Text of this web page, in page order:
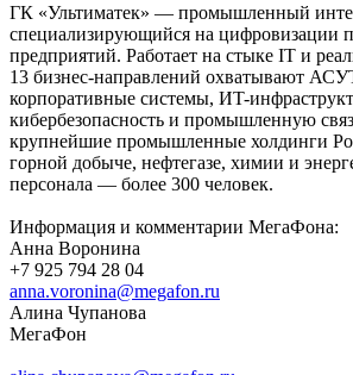
ГК «Ультиматек» — промышленный
специализирующийся на цифровизации
предприятий. Работает на стыке IT и
13 бизнес-направлений охватывают
корпоративные системы, ИT-
кибербезопасность и промышленную
крупнейшие промышленные холдинги
горной добыче, нефтегазе, химии и
персонала — более 300 человек.
Информация и комментарии МегаФона:
Анна Воронина
+7 925 794 28 04
anna.voronina@megafon.ru
Алина Чупанова
МегаФон